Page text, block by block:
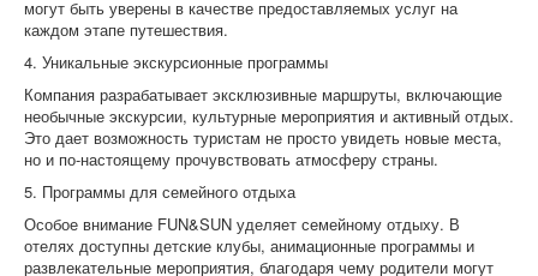
могут быть уверены в качестве предоставляемых услуг на
каждом этапе путешествия.
4. Уникальные экскурсионные программы
Компания разрабатывает эксклюзивные маршруты, включающие
необычные экскурсии, культурные мероприятия и активный отдых.
Это дает возможность туристам не просто увидеть новые места,
но и по-настоящему прочувствовать атмосферу страны.
5. Программы для семейного отдыха
Особое внимание FUN&SUN уделяет семейному отдыху. В
отелях доступны детские клубы, анимационные программы и
развлекательные мероприятия, благодаря чему родители могут